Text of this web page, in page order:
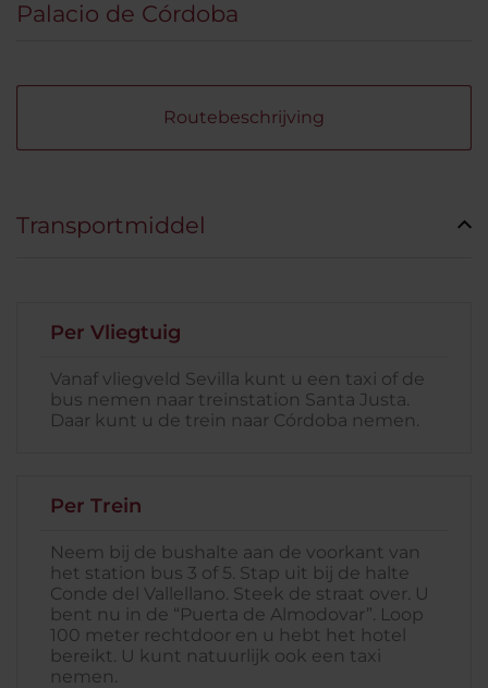
Palacio de Córdoba
Routebeschrijving
Transportmiddel
Per Vliegtuig
Vanaf vliegveld Sevilla kunt u een taxi of de
bus nemen naar treinstation Santa Justa.
Daar kunt u de trein naar Córdoba nemen.
Per Trein
Neem bij de bushalte aan de voorkant van
het station bus 3 of 5. Stap uit bij de halte
Conde del Vallellano. Steek de straat over. U
bent nu in de “Puerta de Almodovar”. Loop
100 meter rechtdoor en u hebt het hotel
bereikt. U kunt natuurlijk ook een taxi
nemen.